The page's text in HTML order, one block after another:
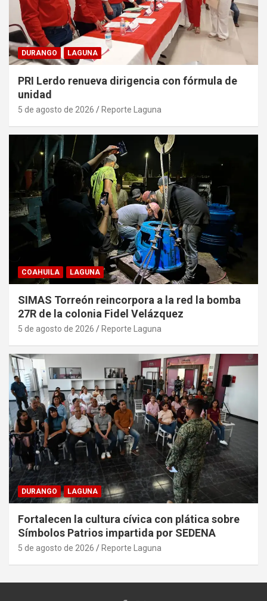
DURANGO LAGUNA
PRI Lerdo renueva dirigencia con fórmula de
unidad
5 de agosto de 2026 Reporte Laguna
COAHUILA LAGUNA
SIMAS Torreón reincorpora a la red la bomba
27R de la colonia Fidel Velázquez
5 de agosto de 2026 Reporte Laguna
DURANGO LAGUNA
Fortalecen la cultura cívica con plática sobre
Símbolos Patrios impartida por SEDENA
5 de agosto de 2026 Reporte Laguna